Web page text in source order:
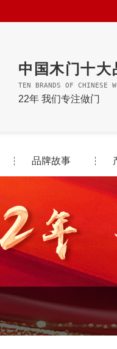
中国木门十大
TEN BRANDS OF CHINESE
22年 我们专注做门
品牌故事